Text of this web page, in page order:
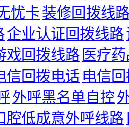
忧卡装修回拨线
企业认证回拨线路
戏回拨线路 医疗
信回拨电话 电信
外呼黑名单自控
腔低成意外呼线路